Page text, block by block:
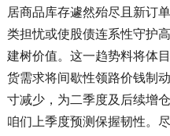
居商品库存遽然殆尽且新订
类担忧或使股债连系性守护
建树价值。这一趋势料将体
货需求将间歇性领路价钱制
寸减少，为二季度及后续增
咱们上季度预测保握韧性。